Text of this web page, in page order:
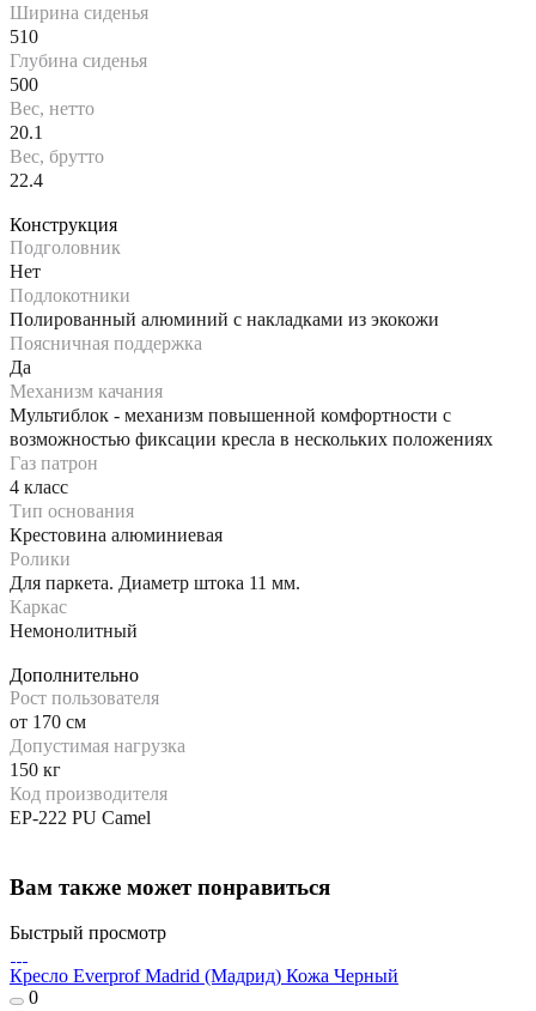
Ширина сиденья
510
Глубина сиденья
500
Вес, нетто
20.1
Вес, брутто
22.4
Конструкция
Подголовник
Нет
Подлокотники
Полированный алюминий с накладками из экокожи
Поясничная поддержка
Да
Механизм качания
Мультиблок - механизм повышенной комфортности с
возможностью фиксации кресла в нескольких положениях
Газ патрон
4 класс
Тип основания
Крестовина алюминиевая
Ролики
Для паркета. Диаметр штока 11 мм.
Каркас
Немонолитный
Дополнительно
Рост пользователя
от 170 см
Допустимая нагрузка
150 кг
Код производителя
EP-222 PU Camel
Вам также может понравиться
Быстрый просмотр
Кресло Everprof Madrid (Мадрид) Кожа Черный
0